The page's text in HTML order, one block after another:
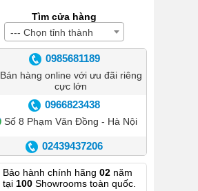
Tìm cửa hàng
--- Chọn tỉnh thành
0985681189
Bán hàng online với ưu đãi riêng
cực lớn
0966823438
Số 8 Phạm Văn Đồng - Hà Nội
02439437206
Số 42 Phố Huế - Hoàn Kiếm –
Hà Nội
Bảo hành chính hãng 02năm
tại 100Showrooms toàn quốc.